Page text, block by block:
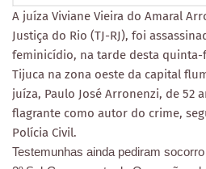
A juíza Viviane Vieira do Amaral
Justiça do Rio (TJ-RJ), foi
feminicídio, na tarde desta quinta-
Tijuca na zona oeste da capital
juíza, Paulo José Arronenzi, de 52
flagrante como autor do crime,
Polícia Civil.
Testemunhas ainda pediram